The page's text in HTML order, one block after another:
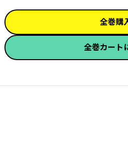
全巻購
全巻カート